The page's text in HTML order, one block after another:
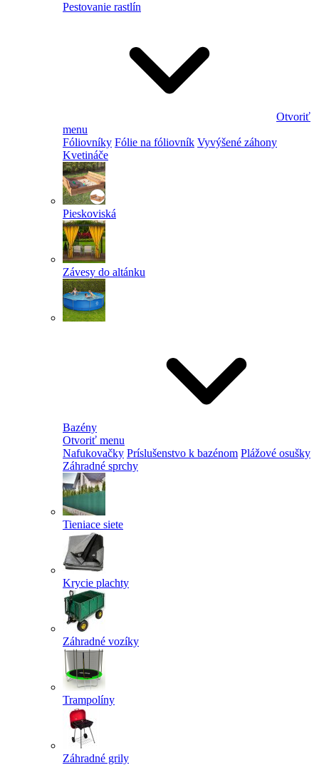
Pestovanie rastlín
Otvoriť
menu
Fóliovníky Fólie na fóliovník Vyvýšené záhony
Kvetináče
Pieskoviská
Závesy do altánku
Bazény
Otvoriť menu
Nafukovačky Príslušenstvo k bazénom Plážové osušky
Záhradné sprchy
Tieniace siete
Krycie plachty
Záhradné vozíky
Trampolíny
Záhradné grily